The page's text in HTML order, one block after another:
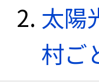
太陽
村ご